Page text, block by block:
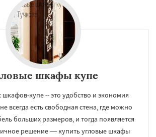
шкафы купе
шкафов-купе -- это удобство и экономия
всегда есть свободная стена, где можно
больших размеров, и тогда появляется
решение — купить угловые шкафы